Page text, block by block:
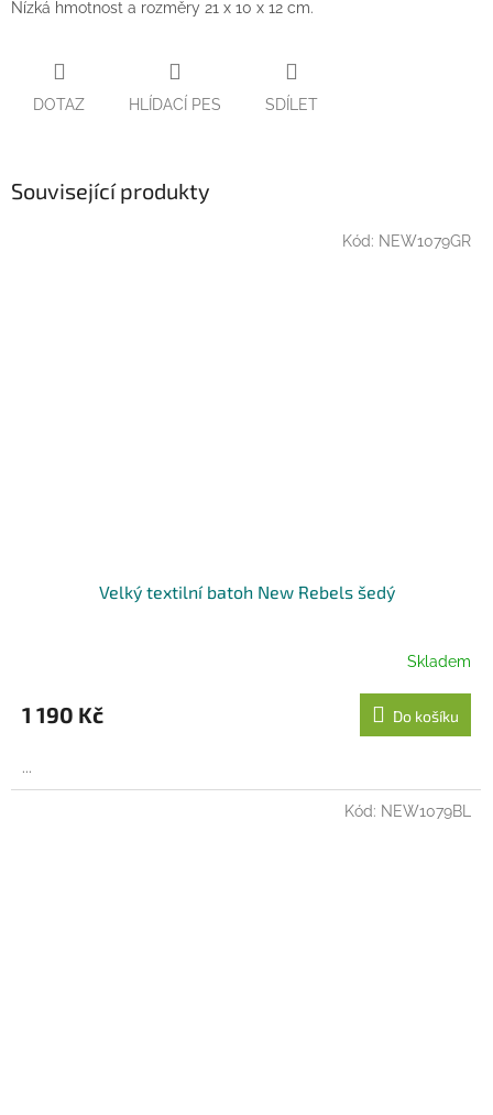
Nízká hmotnost a rozměry 21 x 10 x 12 cm.
DOTAZ HLÍDACÍ PES SDÍLET
Související produkty
Velký textilní batoh New Rebels šedý
Skladem
1 190 Kč Do košíku
...
Kód: NEW1079GR
Kód: NEW1079BL